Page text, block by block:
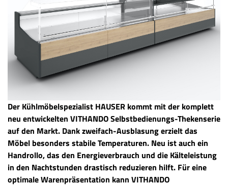
Der Kühlmöbelspezialist HAUSER kommt mit der komplett
neu entwickelten VITHANDO Selbstbedienungs-Thekenserie
auf den Markt. Dank zweifach-Ausblasung erzielt das
Möbel besonders stabile Temperaturen. Neu ist auch ein
Handrollo, das den Energieverbrauch und die Kälteleistung
in den Nachtstunden drastisch reduzieren hilft. Für eine
optimale Warenpräsentation kann VITHANDO